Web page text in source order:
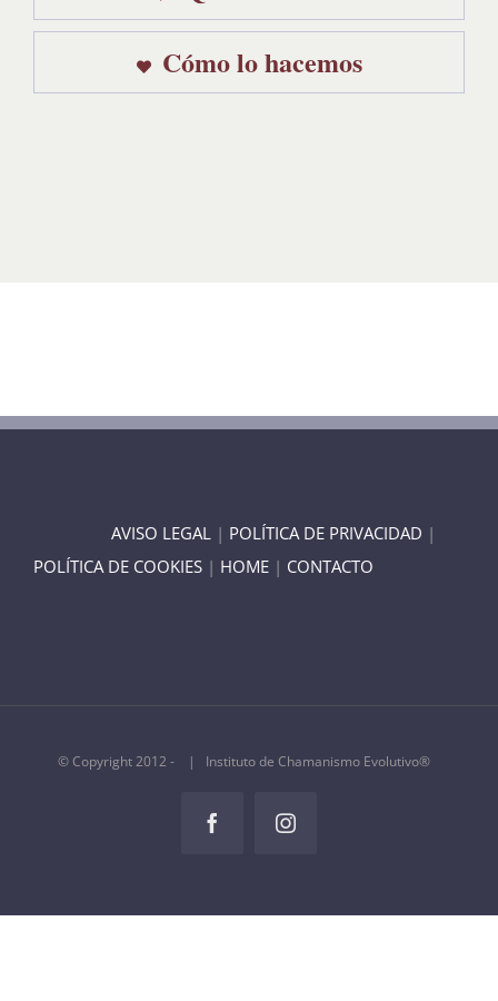
Cómo lo hacemos
AVISO LEGAL | POLÍTICA DE PRIVACIDAD |
POLÍTICA DE COOKIES | HOME | CONTACTO
© Copyright 2012 - | Instituto de Chamanismo Evolutivo®
FacebookInstagram